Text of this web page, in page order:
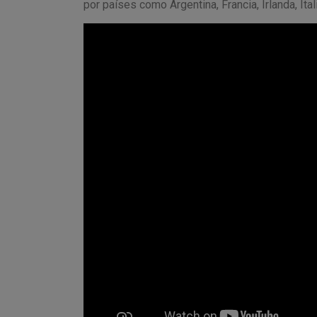
por países como Argentina, Francia, Irlanda,